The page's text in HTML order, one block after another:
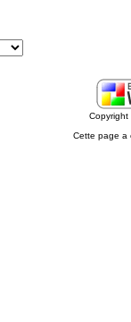
Cette page a